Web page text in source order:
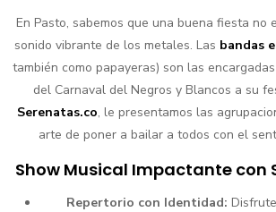
En Pasto, sabemos que una buena fiesta no
sonido vibrante de los metales. Las bandas
también como papayeras) son las
del Carnaval del Negros y Blancos a su
Serenatas.co, le presentamos las
arte de poner a bailar a todos con el
Show Musical Impactante con
Repertorio con Identidad: